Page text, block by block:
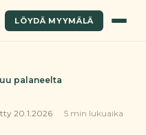
LÖYDÄ MYYMÄLÄ
palaneelta
20.1.2026 5 min lukuaika